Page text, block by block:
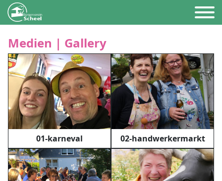
Medien | Gallery
01-karneval 02-handwerkermarkt